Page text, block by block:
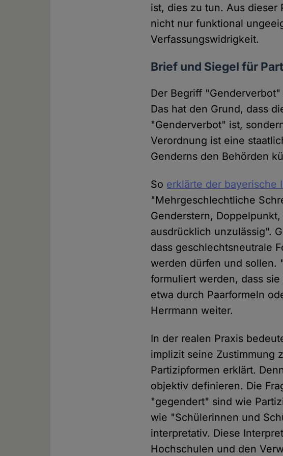
ist, dies zu tun. Aus dieser
nicht nur funktional
Verfassungswidrigkeit.
Brief und Siegel für
Der Begriff
Das hat den Grund, dass
"Genderverbot" ist,
Verordnung ist eine
Genderns den Behörden
So erklärte der bayerische
"Mehrgeschlechtliche
Genderstern,
ausdrücklich unzulässig".
dass geschlechtsneutrale
werden dürfen und sollen.
formuliert werden, dass
etwa durch Paarformeln
Herrmann weiter.
In der realen Praxis
implizit seine Zustimmung
Partizipformen erklärt.
objektiv definieren. Die
"gegendert" sind wie
wie "Schülerinnen und
interpretativ. Diese
Hochschulen und den